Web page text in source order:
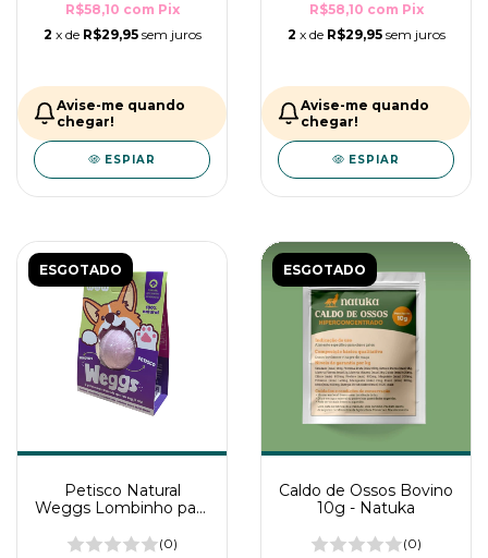
R$58,10 com Pix
2 x de R$29,95 sem juros
Avise-me quando
chegar!
ESPIAR
R$58,10 com Pix
2 x de R$29,95 sem juros
Avise-me quando
chegar!
ESPIAR
ESGOTADO
Petisco Natural
Weggs Lombinho para
- 1 unid
(0)
ESGOTADO
Caldo de Ossos Bovino
10g - Natuka
(0)